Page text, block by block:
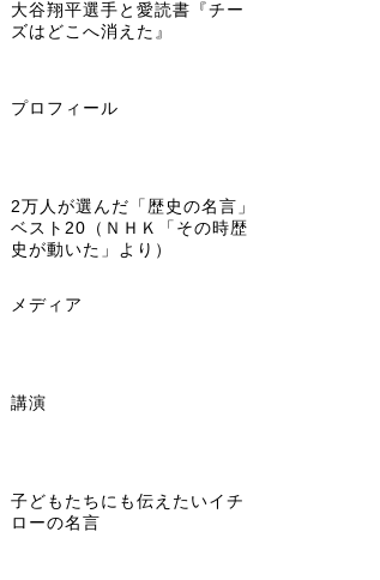
大谷翔平選手と愛読書『チー
ズはどこへ消えた』
プロフィール
2万人が選んだ「歴史の名言」
ベスト20（ＮＨＫ「その時歴
史が動いた」より）
メディア
講演
子どもたちにも伝えたいイチ
ローの名言